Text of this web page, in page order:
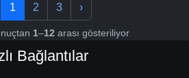
1 2 3 ›
1–12 arası gösteriliyor
Bağlantılar